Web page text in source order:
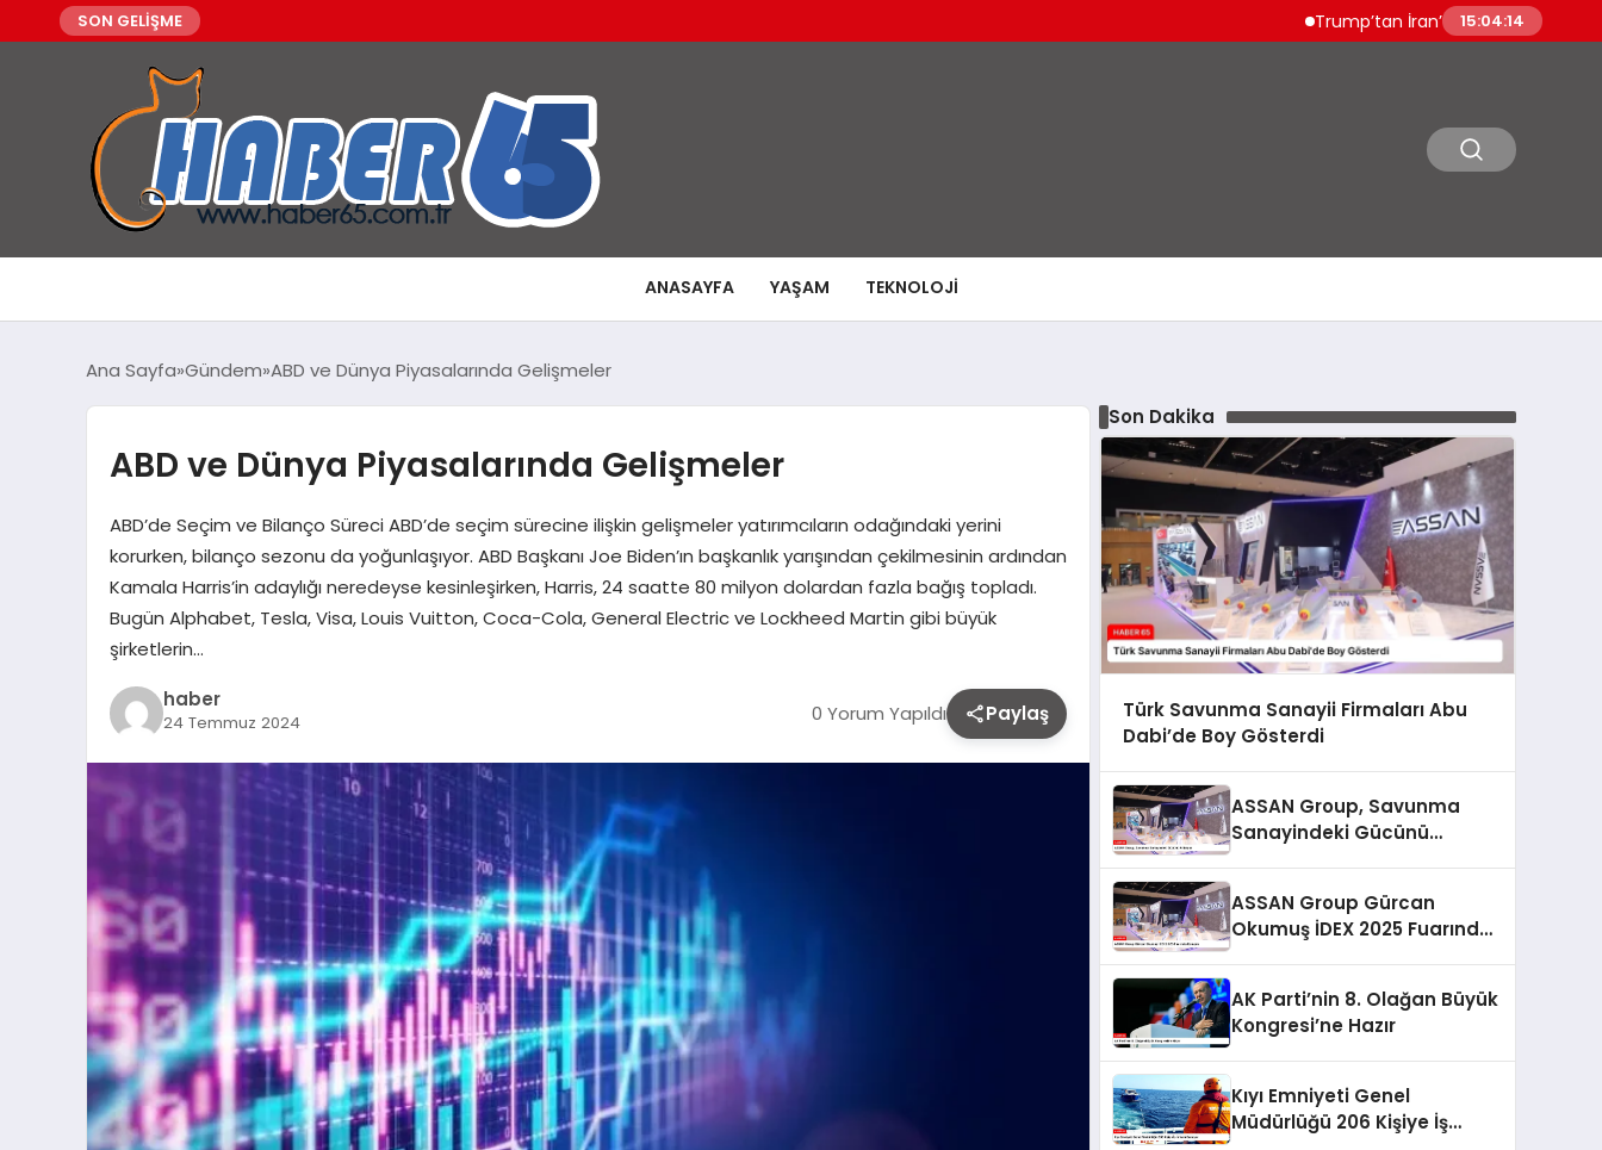
SON GELİŞME Trump’tan İran’a Sert Tehdit: “Çok Sert
15:04:15
ANASAYFA YAŞAM TEKNOLOJI
Ana Sayfa Gündem ABD ve Dünya Piyasalarında Gelişmeler
ABD ve Dünya Piyasalarında Gelişmeler
ABD’de Seçim ve Bilanço Süreci ABD’de seçim sürecine ilişkin gelişmeler yatırımcıların odağındaki yerini
korurken, bilanço sezonu da yoğunlaşıyor. ABD Başkanı Joe Biden’ın başkanlık yarışından çekilmesinin ardından
Kamala Harris’in adaylığı neredeyse kesinleşirken, Harris, 24 saatte 80 milyon dolardan fazla bağış topladı.
Bugün Alphabet, Tesla, Visa, Louis Vuitton, Coca-Cola, General Electric ve Lockheed Martin gibi büyük
şirketlerin…
haber
24 Temmuz 2024 0 Yorum Yapıldı Paylaş
Son Dakika
Türk Savunma Sanayii Firmaları Abu
Dabi’de Boy Gösterdi
ASSAN Group, Savunma
Sanayindeki Gücünü
ASSAN Group Gürcan
Okumuş İDEX 2025 Fuarında
AK Parti’nin 8. Olağan Büyük
Kongresi’ne Hazır
Kıyı Emniyeti Genel
Müdürlüğü 206 Kişiye İş